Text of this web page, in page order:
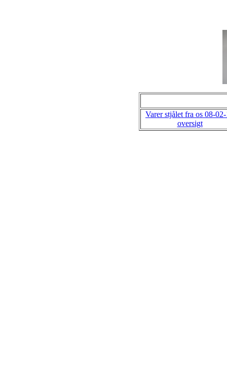
Varer stjålet fra os 08-
oversigt